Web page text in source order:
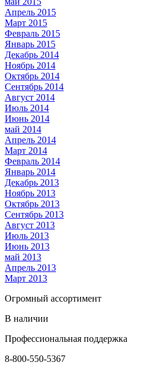
Апрель 2015
Март 2015
Февраль 2015
Январь 2015
Декабрь 2014
Ноябрь 2014
Октябрь 2014
Сентябрь 2014
Август 2014
Июль 2014
Июнь 2014
май 2014
Апрель 2014
Март 2014
Февраль 2014
Январь 2014
Декабрь 2013
Ноябрь 2013
Октябрь 2013
Сентябрь 2013
Август 2013
Июль 2013
Июнь 2013
май 2013
Апрель 2013
Март 2013
Огромный ассортимент
В наличии
Профессиональная поддержка
8-800-550-5367